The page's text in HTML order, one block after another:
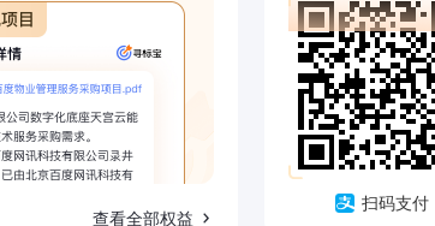
查看全部权益
扫码支付